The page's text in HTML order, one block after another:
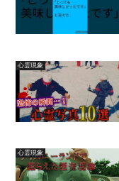
心霊現象
心霊現象